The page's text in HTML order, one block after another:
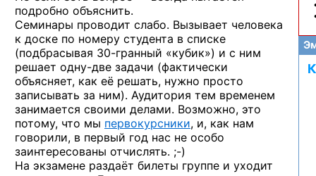
подробно объяснить.
Семинары проводит слабо. Вызывает человека
к доске по номеру студента в списке
(подбрасывая 30-гранный «кубик») и с ним
решает одну-две задачи (фактически
объясняет, как её решать, нужно просто
записывать за ним). Аудитория тем временем
занимается своими делами. Возможно, это
потому, что мы первокурсники, и, как нам
говорили, в первый год нас не особо
заинтересованы отчислять. ;-)
На экзамене раздаёт билеты группе и уходит